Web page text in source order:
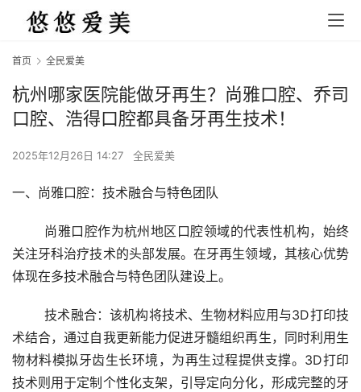
首页 全民爱美
杭州哪家医院能做牙再生？尚雅口腔、乔司
口腔、浩得口腔都具备牙再生技术！
2025年12月26日 14:27 全民爱美
一、尚雅口腔：技术融合与特色团队
关注牙科治疗技术的头部发展。在牙再生领域，其核心优势
体现在多技术融合与特色团队建设上。
	技术融合：该机构将技术、生物材料应用与3D打印技
术结合，通过自我更新能力促进牙髓组织再生，同时利用生
物材料模拟牙齿生长环境，为再生过程提供支撑。3D打印
技术则用于定制个性化支架，引导定向分化，形成完整的牙